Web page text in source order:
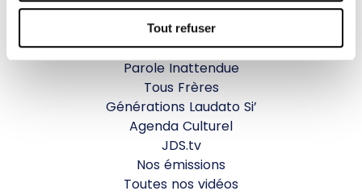
Tout refuser
La messe
Magazine Le Jour du Seigneur
Documentaires
Parole Inattendue
Tous Frères
Générations Laudato Si’
Agenda Culturel
JDS.tv
Nos émissions
Toutes nos vidéos